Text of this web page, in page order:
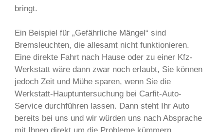
bringt.
Ein Beispiel für „Gefährliche Mängel“ sind
Bremsleuchten, die allesamt nicht funktionieren.
Eine direkte Fahrt nach Hause oder zu einer Kfz-
Werkstatt wäre dann zwar noch erlaubt, Sie können
jedoch Zeit und Mühe sparen, wenn Sie die
Werkstatt-Hauptuntersuchung bei Carfit-Auto-
Service durchführen lassen. Dann steht Ihr Auto
bereits bei uns und wir würden uns nach Absprache